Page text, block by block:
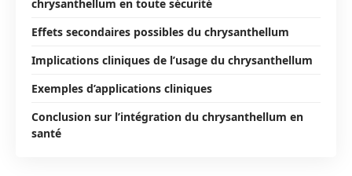
chrysanthellum en toute sécurité
Effets secondaires possibles du chrysanthellum
Implications cliniques de l’usage du chrysanthellum
Exemples d’applications cliniques
Conclusion sur l’intégration du chrysanthellum en
santé